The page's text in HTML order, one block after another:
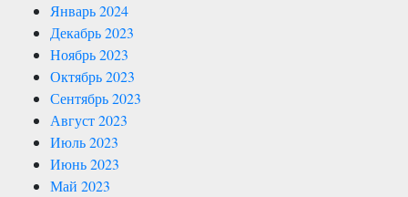
Январь 2024
Декабрь 2023
Ноябрь 2023
Октябрь 2023
Сентябрь 2023
Август 2023
Июль 2023
Июнь 2023
Май 2023